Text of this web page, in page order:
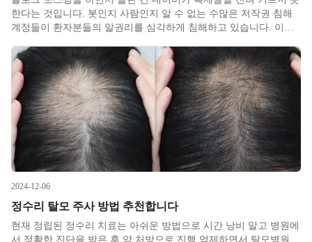
한다​는 것입니다. 봇인지 사람인지 알 수 없는 수많은 저작권 침해
계정들이 환자분들의 알권리를 심각하게 침해하고 있습니다. 이들
불법 복제하여 해당 내용에서 몇 단어만 바꾼 후 본문 최하단에 흐
린
2024-12-06
정수리 탈모 주사 방법 추천합니다
현재 정립된 정수리 치료는 아쉬운 방법으로 시간 낭비 말고 병원에
서 정확한 진단을 받은 후 약 처방으로 진행 억제하면서 탈모병원